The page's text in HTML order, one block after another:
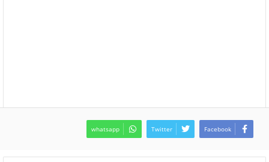
Facebook
Twitter
whatsapp